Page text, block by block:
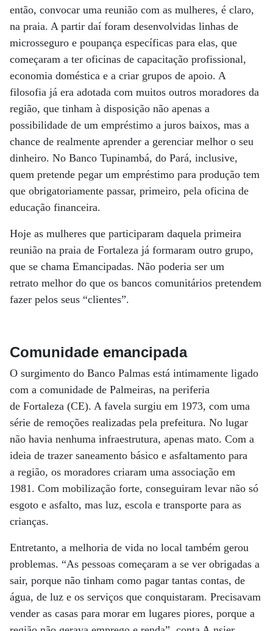
então, convocar uma reunião com as mulheres, é claro,
na praia. A partir daí foram desenvolvidas linhas de
microsseguro e poupança específicas para elas, que
começaram a ter oficinas de capacitação profissional,
economia doméstica e a criar grupos de apoio. A
filosofia já era adotada com muitos outros moradores da
região, que tinham à disposição não apenas a
possibilidade de um empréstimo a juros baixos, mas a
chance de realmente aprender a gerenciar melhor o seu
dinheiro. No Banco Tupinambá, do Pará, inclusive,
quem pretende pegar um empréstimo para produção tem
que obrigatoriamente passar, primeiro, pela oficina de
educação financeira.
Hoje as mulheres que participaram daquela primeira
reunião na praia de Fortaleza já formaram outro grupo,
que se chama Emancipadas. Não poderia ser um
retrato melhor do que os bancos comunitários pretendem
fazer pelos seus “clientes”.
Comunidade emancipada
O surgimento do Banco Palmas está intimamente ligado
com a comunidade de Palmeiras, na periferia
de Fortaleza (CE). A favela surgiu em 1973, com uma
série de remoções realizadas pela prefeitura. No lugar
não havia nenhuma infraestrutura, apenas mato. Com a
ideia de trazer saneamento básico e asfaltamento para
a região, os moradores criaram uma associação em
1981. Com mobilização forte, conseguiram levar não só
esgoto e asfalto, mas luz, escola e transporte para as
crianças.
Entretanto, a melhoria de vida no local também gerou
problemas. “As pessoas começaram a se ver obrigadas a
sair, porque não tinham como pagar tantas contas, de
água, de luz e os serviços que conquistaram. Precisavam
vender as casas para morar em lugares piores, porque a